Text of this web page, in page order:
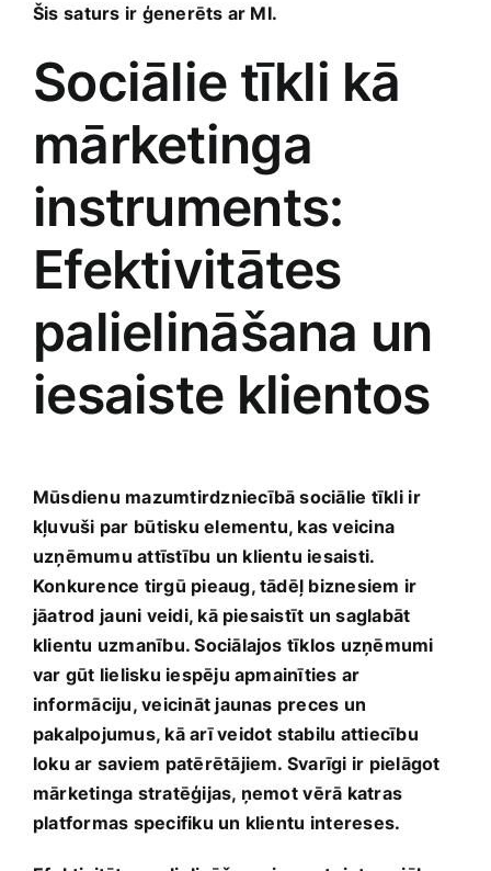
Šis⁢ saturs ir ģenerēts ar MI.
Sociālie tīkli‌ kā
mārketinga
instruments:
Efektivitātes‍
palielināšana un
iesaiste klientos
Mūsdienu mazumtirdzniecībā sociālie tīkli⁢ ir
kļuvuši par ⁤būtisku elementu, ‌kas‌ veicina
uzņēmumu attīstību‍ un klientu iesaisti.
Konkurence tirgū pieaug, tādēļ biznesiem ir
jāatrod ⁢jauni veidi, kā piesaistīt‍ un saglabāt
klientu ‌uzmanību. Sociālajos tīklos uzņēmumi‌
var gūt lielisku iespēju apmainīties ar
informāciju, veicināt jaunas preces un
pakalpojumus, kā arī veidot ​stabilu attiecību
loku ar saviem patērētājiem. Svarīgi ir pielāgot
mārketinga stratēģijas, ņemot ⁢vērā katras
platformas specifiku un klientu⁤ intereses.